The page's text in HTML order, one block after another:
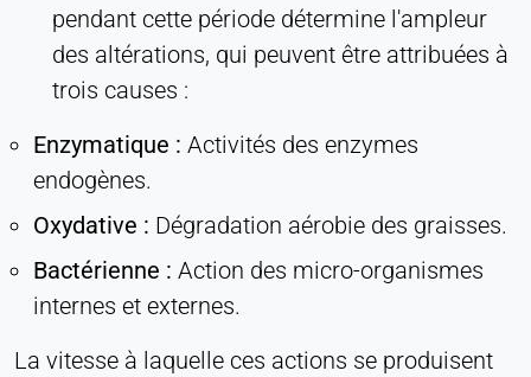
pendant cette période détermine l'ampleur
des altérations, qui peuvent être attribuées à
trois causes :
Enzymatique : Activités des enzymes
endogènes.
Oxydative : Dégradation aérobie des graisses.
Bactérienne : Action des micro-organismes
internes et externes.
La vitesse à laquelle ces actions se produisent